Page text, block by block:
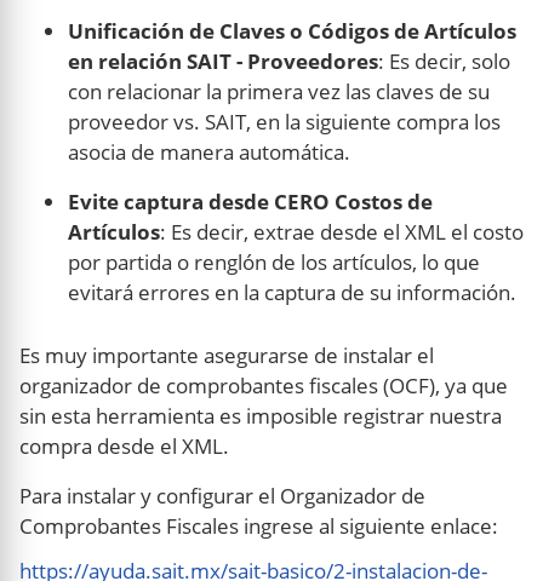
Unificación de Claves o Códigos de Artículos
en relación SAIT - Proveedores: Es decir, solo
con relacionar la primera vez las claves de su
proveedor vs. SAIT, en la siguiente compra los
asocia de manera automática.
Evite captura desde CERO Costos de
Artículos: Es decir, extrae desde el XML el costo
por partida o renglón de los artículos, lo que
evitará errores en la captura de su información.
Es muy importante asegurarse de instalar el
organizador de comprobantes fiscales (OCF), ya que
sin esta herramienta es imposible registrar nuestra
compra desde el XML.
Para instalar y configurar el Organizador de
Comprobantes Fiscales ingrese al siguiente enlace:
https://ayuda.sait.mx/sait-basico/2-instalacion-de-